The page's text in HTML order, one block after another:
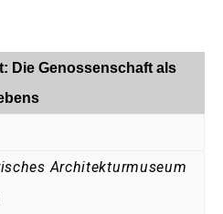
Die Genossenschaft als
Architekturmuseum